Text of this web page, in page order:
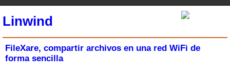
Linwind
FileXare, compartir archivos en una red WiFi de
forma sencilla